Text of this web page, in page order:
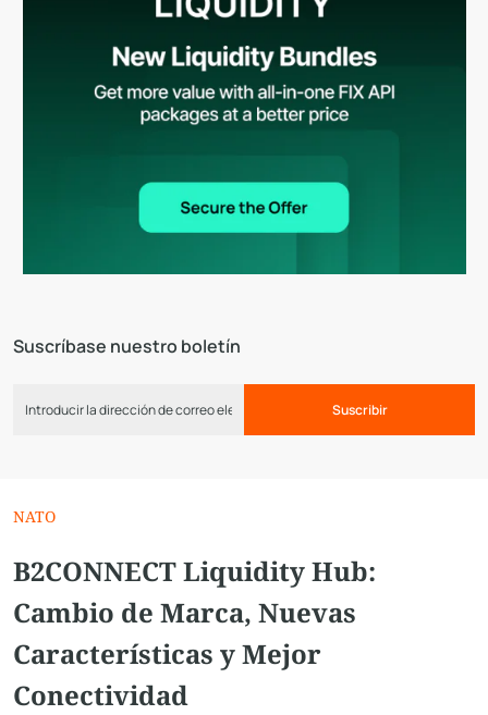
Suscríbase nuestro boletín
Suscribir
NATO
B2CONNECT Liquidity Hub:
Cambio de Marca, Nuevas
Características y Mejor
Conectividad